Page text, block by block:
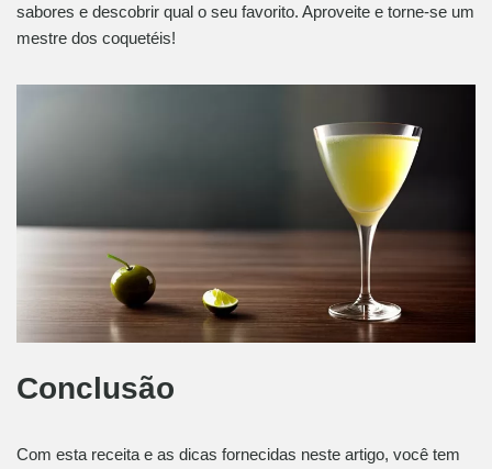
sabores e descobrir qual o seu favorito. Aproveite e torne-se um
mestre dos coquetéis!
Conclusão
Com esta receita e as dicas fornecidas neste artigo, você tem